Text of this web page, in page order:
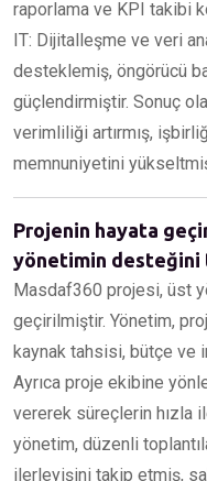
raporlama ve KPI takibi
IT: Dijitalleşme ve veri
desteklemiş, öngörücü
güçlendirmiştir. Sonuç
verimliliği artırmış,
memnuniyetini
Projenin hayata
yönetimin desteğini
Masdaf360 projesi, üst
geçirilmiştir. Yönetim,
kaynak tahsisi, bütçe ve
Ayrıca proje ekibine
vererek süreçlerin hızla
yönetim, düzenli
ilerleyişini takip etmiş,